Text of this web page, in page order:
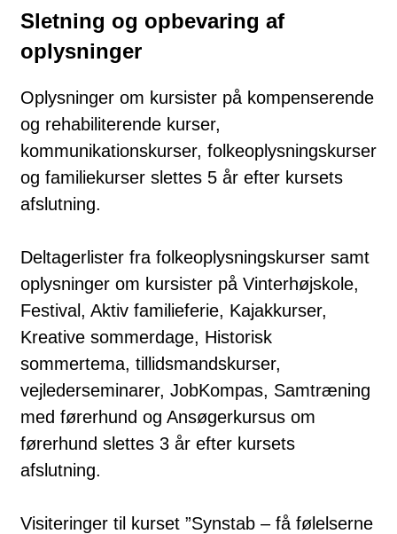
Sletning og opbevaring af
oplysninger
Oplysninger om kursister på kompenserende
og rehabiliterende kurser,
kommunikationskurser, folkeoplysningskurser
og familiekurser slettes 5 år efter kursets
afslutning.
Deltagerlister fra folkeoplysningskurser samt
oplysninger om kursister på Vinterhøjskole,
Festival, Aktiv familieferie, Kajakkurser,
Kreative sommerdage, Historisk
sommertema, tillidsmandskurser,
vejlederseminarer, JobKompas, Samtræning
med førerhund og Ansøgerkursus om
førerhund slettes 3 år efter kursets
afslutning.
Visiteringer til kurset ”Synstab – få følelserne